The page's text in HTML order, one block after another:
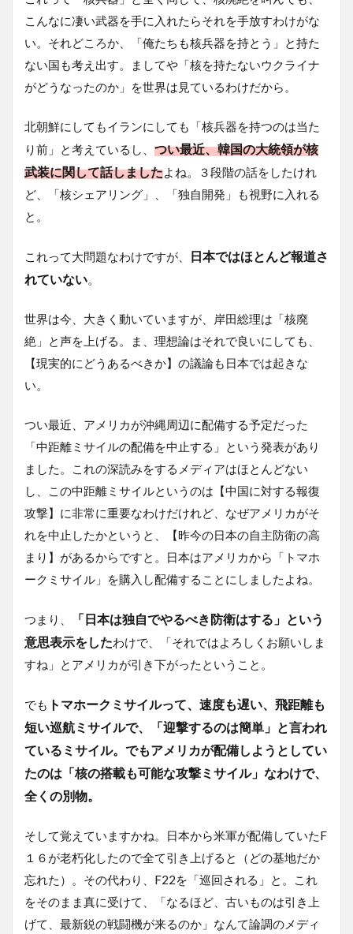
こんなに凄い武器を手に入れたらそれを手放すわけがな
い。それどころか、「俺たちも核兵器を持とう」と持た
ない国も考え出す。ましてや「核を持たないウクライナ
がどうなったのか」を世界は見ているわけだから。
北朝鮮にしてもイランにしても「核兵器を持つのは当た
り前」と考えているし、 つい最近、韓国の大統領が核
武装に関して話しましたよね。３段階の話をしたけれ
ど、「核シェアリング」、「独自開発」も視野に入れる
と。
これって大問題なわけですが、
日本ではほとんど報道さ
れていない。
世界は今、大きく動いていますが、岸田総理は「核廃
絶」と声を上げる。ま、理想論はそれで良いにしても、
【現実的にどうあるべきか】の議論も日本では起きな
い。
つい最近、アメリカが沖縄周辺に配備する予定だった
「中距離ミサイルの配備を中止する」という発表があり
ました。これの深読みをするメディアはほとんどない
し、この中距離ミサイルというのは【中国に対する報復
攻撃】に非常に重要なわけだけれど、なぜアメリカがそ
れを中止したかというと、【昨今の日本の自主防衛の高
まり】があるからですと。日本はアメリカから「トマホ
ークミサイル」を購入し配備することにしましたよね。
つまり、
「日本は独自でやるべき防衛はする」という
意思表示をしたわけで、「それではよろしくお願いしま
すね」とアメリカが引き下がったということ。
でも トマホークミサイルって、速度も遅い、飛距離も
短い巡航ミサイルで、「迎撃するのは簡単」と言われ
ているミサイル。でもアメリカが配備しようとしてい
たのは「核の搭載も可能な攻撃ミサイル」なわけで、
全くの別物。
そして覚えていますかね。日本から米軍が配備していたF
１６が老朽化したので全て引き上げると（どの基地だか
忘れた）。その代わり、F22を「巡回される」と。これ
をそのまま真に受けて、「なるほど、古いものは引き上
げて、最新鋭の戦闘機が来るのか」なんて論調のメディ